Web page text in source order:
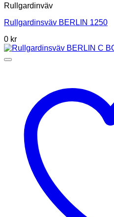
Rullgardinväv
Rullgardinsväv BERLIN 1250
0 kr